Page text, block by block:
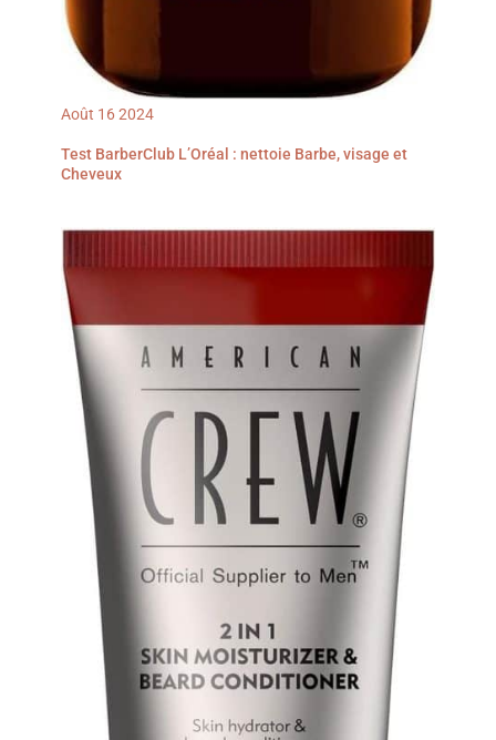
Août 162024
Test BarberClub L’Oréal : nettoie Barbe, visage et
Cheveux